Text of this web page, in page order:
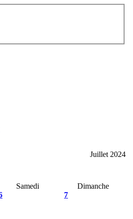
Juillet 2024
Samedi
Dimanche
7